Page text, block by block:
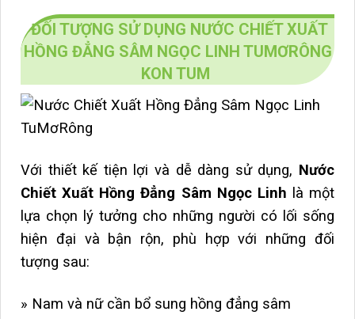
ĐỐI TƯỢNG SỬ DỤNG NƯỚC CHIẾT XUẤT
HỒNG ĐẲNG SÂM NGỌC LINH TUMƠRÔNG
KON TUM
Với thiết kế tiện lợi và dễ dàng sử dụng, Nước
Chiết Xuất Hồng Đẳng Sâm Ngọc Linh
là một
lựa chọn lý tưởng cho những người có lối sống
hiện đại và bận rộn, phù hợp với những đối
tượng sau:
» Nam và nữ cần bổ sung hồng đẳng sâm